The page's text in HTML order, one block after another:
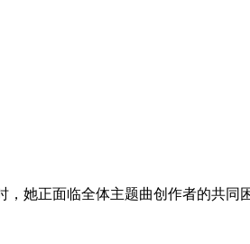
她正面临全体主题曲创作者的共